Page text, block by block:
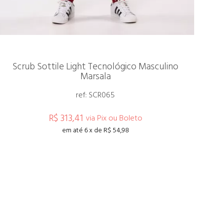
Scrub Sottile Light Tecnológico Masculino
Marsala
ref: SCR065
R$ 313,41 via Pix ou Boleto
em até 6 x de R$ 54,98